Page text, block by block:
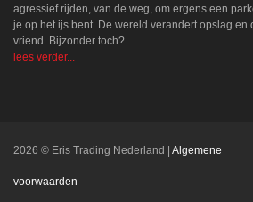
agressief rijden, van de weg, om ergens een
je op het ijs bent. De wereld verandert opslag
vriend. Bijzonder toch?
lees verder...
2026 © Eris Trading Nederland Algemene
voorwaarden